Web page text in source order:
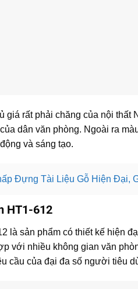
giá rất phải chăng của nội
dân văn phòng. Ngoài ra
và sáng tạo.
Đựng Tài Liệu Gỗ Hiện Đại,
HT1-612
là sản phẩm có thiết kế hiện
với nhiều không gian văn
cầu của đại đa số người tiêu